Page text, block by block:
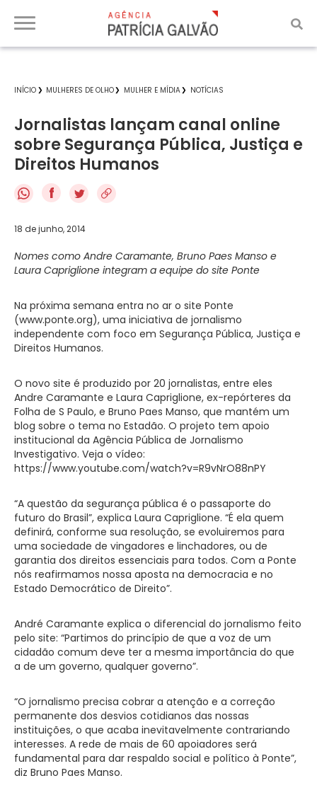
INÍCIO MULHERES DE OLHO MULHER E MÍDIA NOTÍCIAS
Jornalistas lançam canal online
sobre Segurança Pública, Justiça e
Direitos Humanos
f
18 de junho, 2014
Nomes como Andre Caramante, Bruno Paes Manso e
Laura Capriglione integram a equipe do site Ponte
Na próxima semana entra no ar o site Ponte
(www.ponte.org), uma iniciativa de jornalismo
independente com foco em Segurança Pública, Justiça e
Direitos Humanos.
O novo site é produzido por 20 jornalistas, entre eles
Andre Caramante e Laura Capriglione, ex-repórteres da
Folha de S Paulo, e Bruno Paes Manso, que mantém um
blog sobre o tema no Estadão. O projeto tem apoio
institucional da Agência Pública de Jornalismo
Investigativo. Veja o vídeo:
https://www.youtube.com/watch?v=R9vNrO88nPY
“A questão da segurança pública é o passaporte do
futuro do Brasil”, explica Laura Capriglione. “É ela quem
definirá, conforme sua resolução, se evoluiremos para
uma sociedade de vingadores e linchadores, ou de
garantia dos direitos essenciais para todos. Com a Ponte
nós reafirmamos nossa aposta na democracia e no
Estado Democrático de Direito”.
André Caramante explica o diferencial do jornalismo feito
pelo site: “Partimos do princípio de que a voz de um
cidadão comum deve ter a mesma importância do que
a de um governo, qualquer governo”.
“O jornalismo precisa cobrar a atenção e a correção
permanente dos desvios cotidianos das nossas
instituições, o que acaba inevitavelmente contrariando
interesses. A rede de mais de 60 apoiadores será
fundamental para dar respaldo social e político à Ponte”,
diz Bruno Paes Manso.